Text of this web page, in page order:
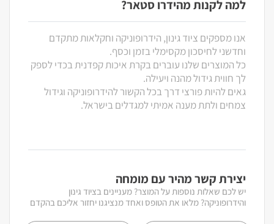
למה לקנות מהידרו סטאר?
אנו מספקים ציוד גינון, הידרופוניקה וחקלאות מתקדם
וחדשני לחיסכון מקסימלי בזמן וכסף.
כל המוצרים שלנו עוברים בקרת איכות קפדנית בכדי לספק
לך חווית גידול מהנה ויעילה.
גאים להיות פורצי דרך בכל הקשור להידרופוניקה וגידול
צמחים ולתת מענה אמיתי למגדלים בישראל.
יצירת קשר מהיר עם מומחה
יש לכם שאלות נוספות על המוצר? מעניינים בציוד גינון
והידרופוניקה? מלאו את הטופס ואחד מנציגנו יחזור אליכם בהקדם